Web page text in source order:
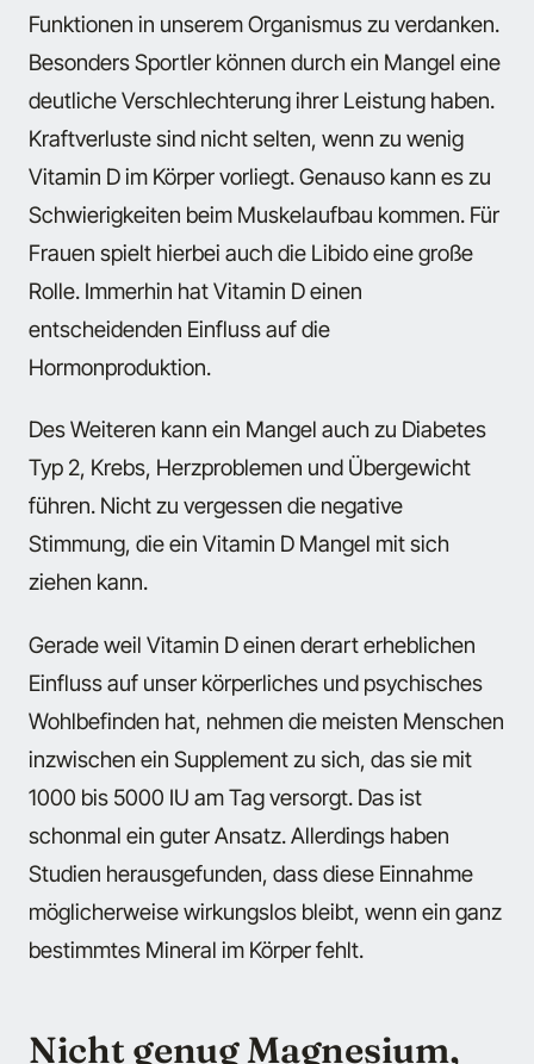
Funktionen in unserem Organismus zu verdanken.
Besonders Sportler können durch ein Mangel eine
deutliche Verschlechterung ihrer Leistung haben.
Kraftverluste sind nicht selten, wenn zu wenig
Vitamin D im Körper vorliegt. Genauso kann es zu
Schwierigkeiten beim Muskelaufbau kommen. Für
Frauen spielt hierbei auch die Libido eine große
Rolle. Immerhin hat Vitamin D einen
entscheidenden Einfluss auf die
Hormonproduktion.
Des Weiteren kann ein Mangel auch zu Diabetes
Typ 2, Krebs, Herzproblemen und Übergewicht
führen. Nicht zu vergessen die negative
Stimmung, die ein Vitamin D Mangel mit sich
ziehen kann.
Gerade weil Vitamin D einen derart erheblichen
Einfluss auf unser körperliches und psychisches
Wohlbefinden hat, nehmen die meisten Menschen
inzwischen ein Supplement zu sich, das sie mit
1000 bis 5000 IU am Tag versorgt. Das ist
schonmal ein guter Ansatz. Allerdings haben
Studien herausgefunden, dass diese Einnahme
möglicherweise wirkungslos bleibt, wenn ein ganz
bestimmtes Mineral im Körper fehlt.
Nicht genug Magnesium,